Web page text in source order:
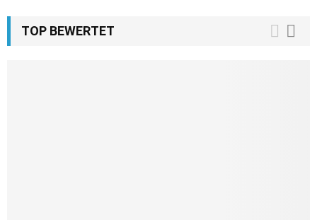
TOP BEWERTET